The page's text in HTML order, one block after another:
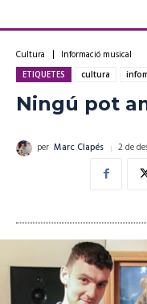
Cultura Informació musical
ETIQUETES cultura
Ningú pot
per Marc Clapés 2 de